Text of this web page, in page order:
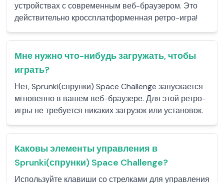
устройствах с современным веб-браузером. Это
действительно кроссплатформенная ретро-игра!
Мне нужно что-нибудь загружать, чтобы
играть?
Нет, Sprunki(спрунки) Space Challenge запускается
мгновенно в вашем веб-браузере. Для этой ретро-
игры не требуется никаких загрузок или установок.
Каковы элементы управления в
Sprunki(спрунки) Space Challenge?
Используйте клавиши со стрелками для управления